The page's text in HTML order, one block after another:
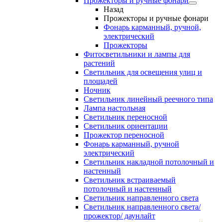
Назад
Прожекторы и ручные фонари
Фонарь карманный, ручной,
электрический
Прожекторы
Фитосветильники и лампы для
растений
Светильник для освещения улиц и
площадей
Ночник
Светильник линейный реечного типа
Лампа настольная
Светильник переносной
Светильник ориентации
Прожектор переносной
Фонарь карманный, ручной
электрический
Светильник накладной потолочный и
настенный
Светильник встраиваемый
потолочный и настенный
Светильник направленного света
Светильник направленного света/
прожектор/ даунлайт